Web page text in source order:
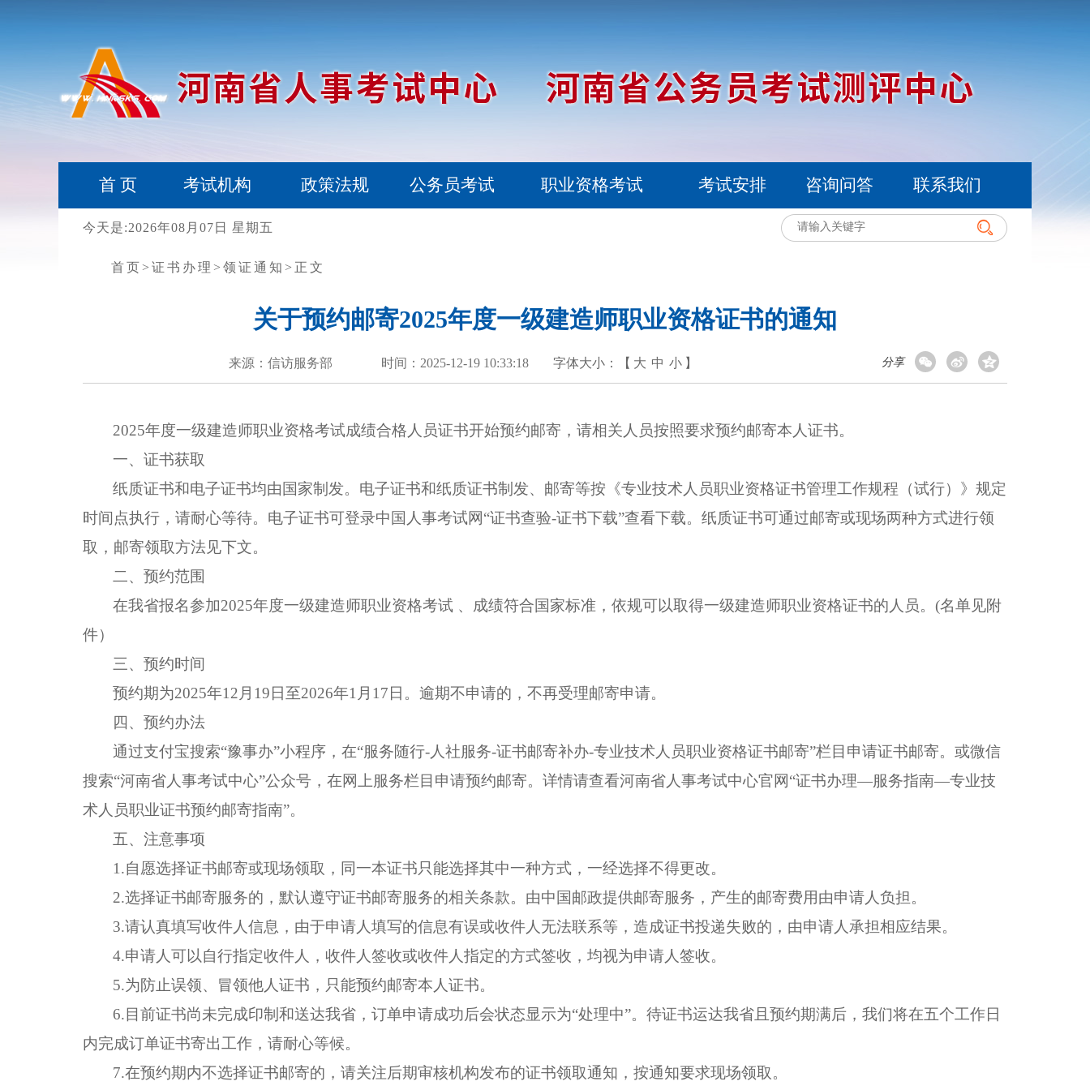
首 页 考试机构 政策法规 公务员考试 职业资格考试 考试安排 咨询问答 联系我们
今天是:2026年08月07日 星期五
首页 >证书办理 >领证通知 >正文
关于预约邮寄2025年度一级建造师职业资格证书的通知
来源：信访服务部 时间：2025-12-19 10:33:18 字体大小：【 大 中 小 】 分享
2025年度一级建造师职业资格考试成绩合格人员证书开始预约邮寄，请相关人员按照要求预约邮寄本人证书。
一、证书获取
纸质证书和电子证书均由国家制发。电子证书和纸质证书制发、邮寄等按《专业技术人员职业资格证书管理工作规程（试行）》规定
时间点执行，请耐心等待。电子证书可登录中国人事考试网“证书查验-证书下载”查看下载。纸质证书可通过邮寄或现场两种方式进行领
取，邮寄领取方法见下文。
二、预约范围
在我省报名参加2025年度一级建造师职业资格考试 、成绩符合国家标准，依规可以取得一级建造师职业资格证书的人员。(名单见附
件）
三、预约时间
预约期为2025年12月19日至2026年1月17日。逾期不申请的，不再受理邮寄申请。
四、预约办法
通过支付宝搜索“豫事办”小程序，在“服务随行-人社服务-证书邮寄补办-专业技术人员职业资格证书邮寄”栏目申请证书邮寄。或微信
搜索“河南省人事考试中心”公众号，在网上服务栏目申请预约邮寄。详情请查看河南省人事考试中心官网“证书办理—服务指南—专业技
术人员职业证书预约邮寄指南”。
五、注意事项
1.自愿选择证书邮寄或现场领取，同一本证书只能选择其中一种方式，一经选择不得更改。
2.选择证书邮寄服务的，默认遵守证书邮寄服务的相关条款。由中国邮政提供邮寄服务，产生的邮寄费用由申请人负担。
3.请认真填写收件人信息，由于申请人填写的信息有误或收件人无法联系等，造成证书投递失败的，由申请人承担相应结果。
4.申请人可以自行指定收件人，收件人签收或收件人指定的方式签收，均视为申请人签收。
5.为防止误领、冒领他人证书，只能预约邮寄本人证书。
6.目前证书尚未完成印制和送达我省，订单申请成功后会状态显示为“处理中”。待证书运达我省且预约期满后，我们将在五个工作日
内完成订单证书寄出工作，请耐心等候。
7.在预约期内不选择证书邮寄的，请关注后期审核机构发布的证书领取通知，按通知要求现场领取。